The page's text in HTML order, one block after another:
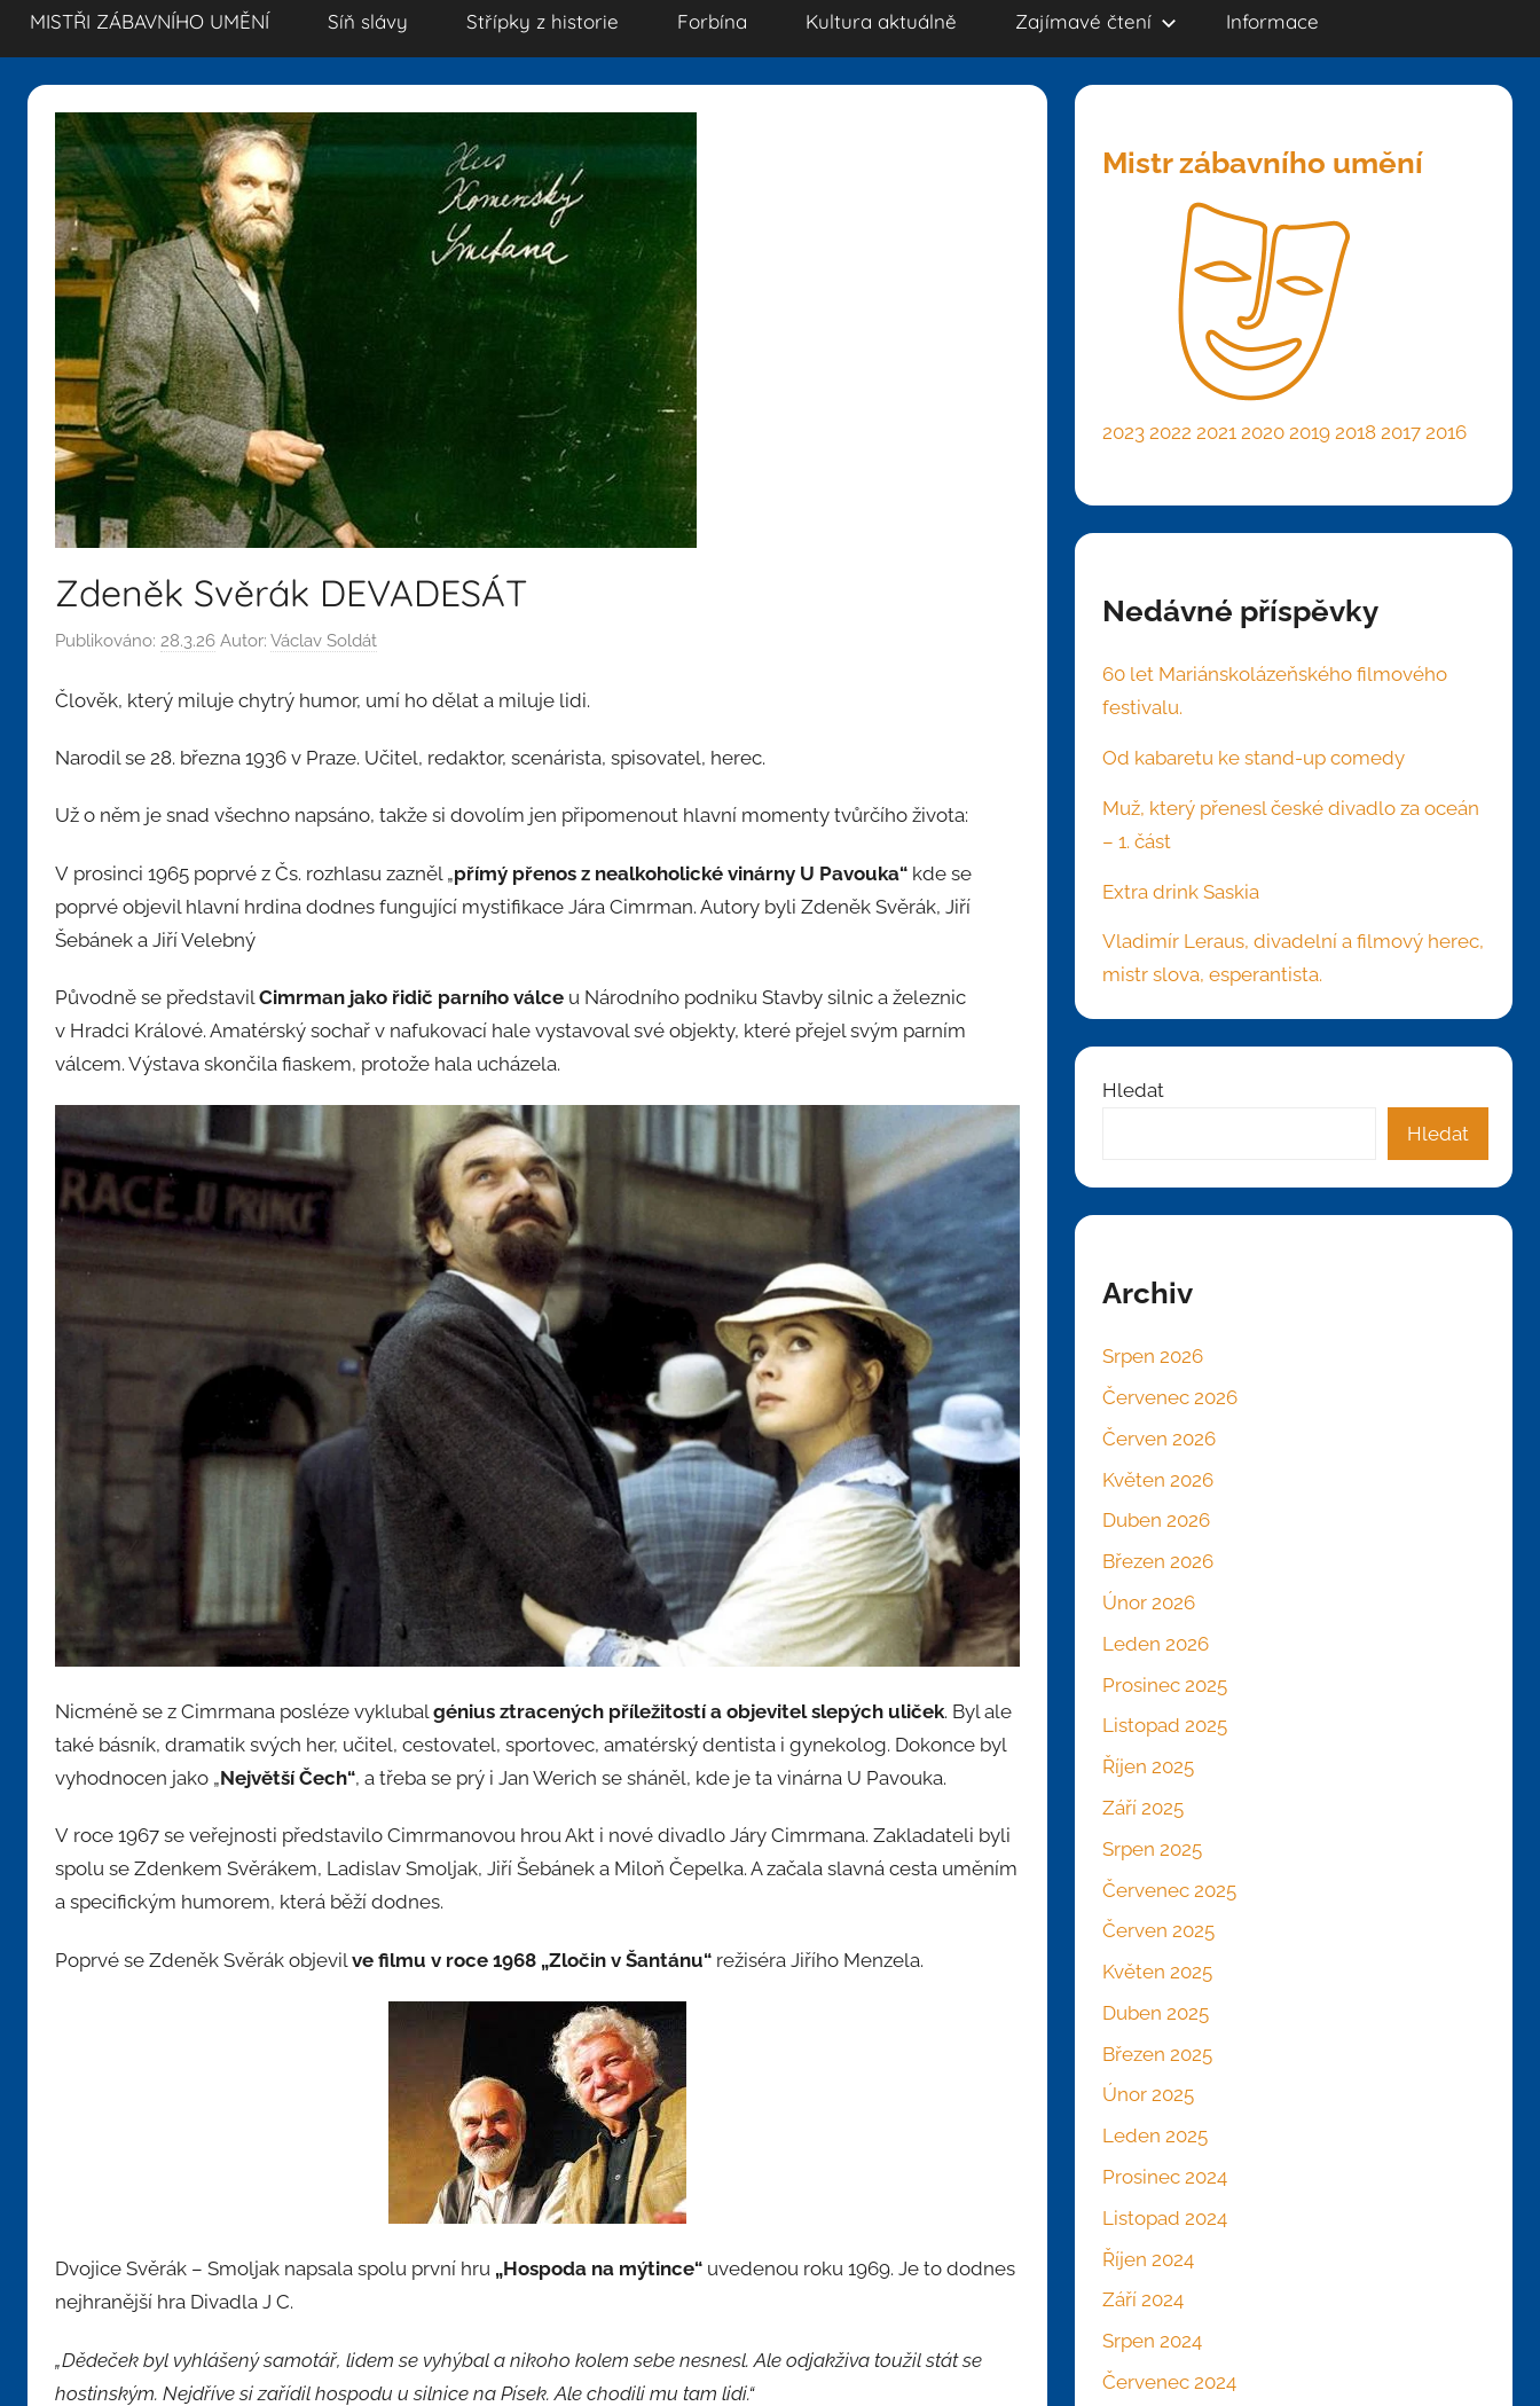
MISTŘI ZÁBAVNÍHO UMĚNÍ Síň slávy Střípky z historie Forbína Kultura aktuálně Zajímavé čtení Informace
Zdeněk Svěrák DEVADESÁT
Publikováno: 28.3.26 Autor: Václav Soldát
Člověk, který miluje chytrý humor, umí ho dělat a miluje lidi.
Narodil se 28. března 1936 v Praze. Učitel, redaktor, scenárista, spisovatel, herec.
Už o něm je snad všechno napsáno, takže si dovolím jen připomenout hlavní momenty tvůrčího života:
V prosinci 1965 poprvé z Čs. rozhlasu zazněl „přímý přenos z nealkoholické vinárny U Pavouka“ kde se
poprvé objevil hlavní hrdina dodnes fungující mystifikace Jára Cimrman. Autory byli Zdeněk Svěrák, Jiří
Šebánek a Jiří Velebný
Původně se představil Cimrman jako řidič parního válce u Národního podniku Stavby silnic a železnic
v Hradci Králové. Amatérský sochař v nafukovací hale vystavoval své objekty, které přejel svým parním
válcem. Výstava skončila fiaskem, protože hala ucházela.
Nicméně se z Cimrmana posléze vyklubalgénius ztracených příležitostí a objevitel slepých uliček. Byl ale
také básník, dramatik svých her, učitel, cestovatel, sportovec, amatérský dentista i gynekolog. Dokonce byl
vyhodnocen jako „Největší Čech“, a třeba se prý i Jan Werich se sháněl, kde je ta vinárna U Pavouka.
V roce 1967 se veřejnosti představilo Cimrmanovou hrou Akt i nové divadlo Járy Cimrmana. Zakladateli byli
spolu se Zdenkem Svěrákem, Ladislav Smoljak, Jiří Šebánek a Miloň Čepelka. A začala slavná cesta uměním
a specifickým humorem, která běží dodnes.
Poprvé se Zdeněk Svěrák objevil ve filmu v roce 1968 „Zločin v Šantánu“ režiséra Jiřího Menzela.
Dvojice Svěrák – Smoljak napsala spolu první hru „Hospoda na mýtince“ uvedenou roku 1969. Je to dodnes
nejhranější hra Divadla J C.
„Dědeček byl vyhlášený samotář, lidem se vyhýbal a nikoho kolem sebe nesnesl. Ale odjakživa toužil stát se
hostinským. Nejdříve si zařídil hospodu u silnice na Písek. Ale chodili mu tam lidi.“
Mistr zábavního umění
2023 2022 2021 2020 2019 2018 2017 2016
Nedávné příspěvky
60 let Mariánskolázeňského filmového
festivalu.
Od kabaretu ke stand-up comedy
Muž, který přenesl české divadlo za oceán
– 1. část
Extra drink Saskia
Vladimír Leraus, divadelní a filmový herec,
mistr slova, esperantista.
Hledat
Hledat
Archiv
Srpen 2026
Červenec 2026
Červen 2026
Květen 2026
Duben 2026
Březen 2026
Únor 2026
Leden 2026
Prosinec 2025
Listopad 2025
Říjen 2025
Září 2025
Srpen 2025
Červenec 2025
Červen 2025
Květen 2025
Duben 2025
Březen 2025
Únor 2025
Leden 2025
Prosinec 2024
Listopad 2024
Říjen 2024
Září 2024
Srpen 2024
Červenec 2024